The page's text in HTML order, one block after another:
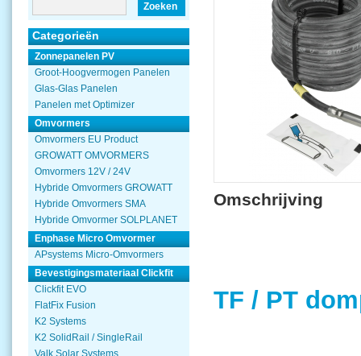
Zoeken
Categorieën
Zonnepanelen PV
Groot-Hoogvermogen Panelen
Glas-Glas Panelen
Panelen met Optimizer
Omvormers
Omvormers EU Product
GROWATT OMVORMERS
Omvormers 12V / 24V
Hybride Omvormers GROWATT
Hybride Omvormers SMA
Hybride Omvormer SOLPLANET
Enphase Micro Omvormer
APsystems Micro-Omvormers
Bevestigingsmateriaal Clickfit
Clickfit EVO
FlatFix Fusion
K2 Systems
K2 SolidRail / SingleRail
Valk Solar Systems
Omschrijving
TF / PT